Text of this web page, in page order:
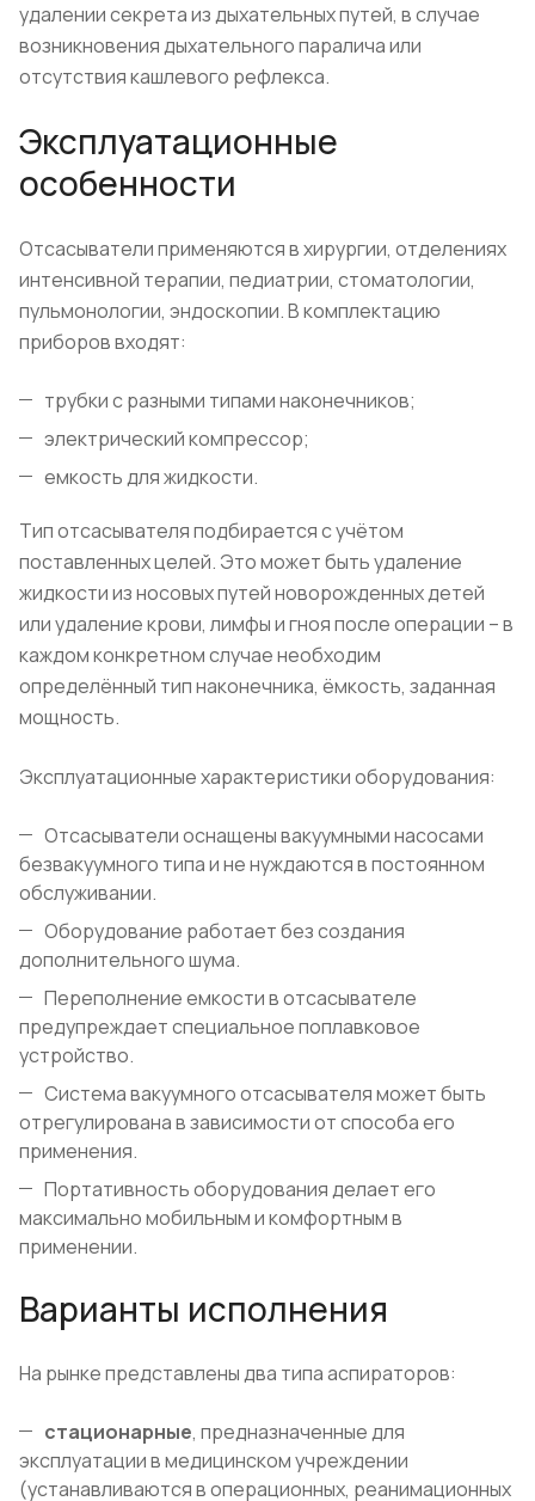
удалении секрета из дыхательных путей, в случае
возникновения дыхательного паралича или
отсутствия кашлевого рефлекса.
Эксплуатационные
особенности
Отсасыватели применяются в хирургии, отделениях
интенсивной терапии, педиатрии, стоматологии,
пульмонологии, эндоскопии. В комплектацию
приборов входят:
трубки с разными типами наконечников;
электрический компрессор;
емкость для жидкости.
Тип отсасывателя подбирается с учётом
поставленных целей. Это может быть удаление
жидкости из носовых путей новорожденных детей
или удаление крови, лимфы и гноя после операции – в
каждом конкретном случае необходим
определённый тип наконечника, ёмкость, заданная
мощность.
Эксплуатационные характеристики оборудования:
Отсасыватели оснащены вакуумными насосами
безвакуумного типа и не нуждаются в постоянном
обслуживании.
Оборудование работает без создания
дополнительного шума.
Переполнение емкости в отсасывателе
предупреждает специальное поплавковое
устройство.
Система вакуумного отсасывателя может быть
отрегулирована в зависимости от способа его
применения.
Портативность оборудования делает его
максимально мобильным и комфортным в
применении.
Варианты исполнения
На рынке представлены два типа аспираторов:
стационарные, предназначенные для
эксплуатации в медицинском учреждении
(устанавливаются в операционных, реанимационных